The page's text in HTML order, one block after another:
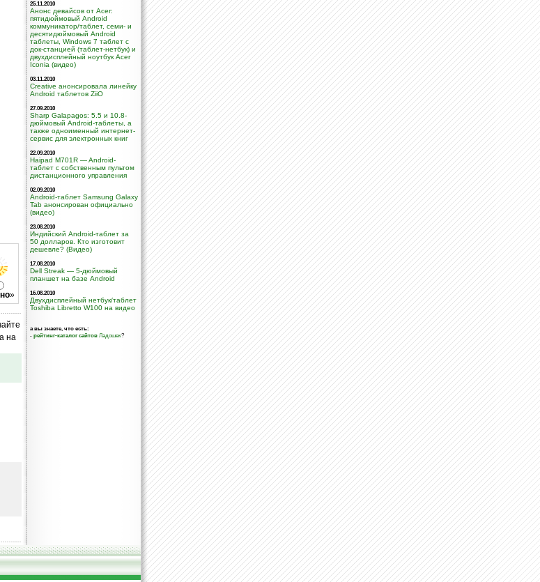
»
на
25.11.2010
Анонс девайсов от Acer:
пятидюймовый Android
коммуникатор/таблет, семи- и
десятидюймовый Android
таблеты, Windows 7 таблет с
док-станцией (таблет-нетбук) и
двухдисплейный ноутбук Acer
Iconia (видео)
03.11.2010
Creative анонсировала линейку
Android таблетов ZiiO
27.09.2010
Sharp Galapagos: 5.5 и 10.8-
дюймовый Android-таблеты, а
также одноименный интернет-
сервис для электронных книг
22.09.2010
Haipad M701R — Android-
таблет с собственным пультом
дистанционного управления
02.09.2010
Android-таблет Samsung Galaxy
Tab анонсирован официально
(видео)
23.08.2010
Индийский Android-таблет за
50 долларов. Кто изготовит
дешевле? (Видео)
17.08.2010
Dell Streak — 5-дюймовый
планшет на базе Android
16.08.2010
Двухдисплейный нетбук/таблет
Toshiba Libretto W100 на видео
а вы знаете, что есть:
- рейтинг-каталог сайтов Ладошек?